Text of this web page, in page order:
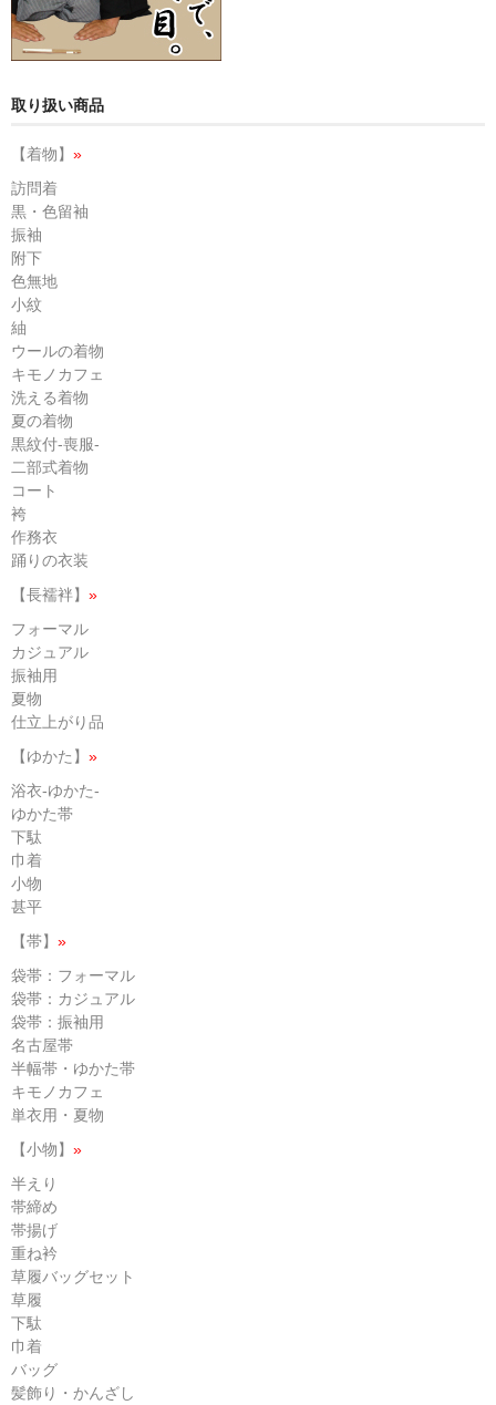
取り扱い商品
【着物】 »
訪問着
黒・色留袖
振袖
附下
色無地
小紋
紬
ウールの着物
キモノカフェ
洗える着物
夏の着物
黒紋付-喪服-
二部式着物
コート
袴
作務衣
踊りの衣装
【長襦袢】 »
フォーマル
カジュアル
振袖用
夏物
仕立上がり品
【ゆかた】 »
浴衣-ゆかた-
ゆかた帯
下駄
巾着
小物
甚平
【帯】 »
袋帯：フォーマル
袋帯：カジュアル
袋帯：振袖用
名古屋帯
半幅帯・ゆかた帯
キモノカフェ
単衣用・夏物
【小物】 »
半えり
帯締め
帯揚げ
重ね衿
草履バッグセット
草履
下駄
巾着
バッグ
髪飾り・かんざし